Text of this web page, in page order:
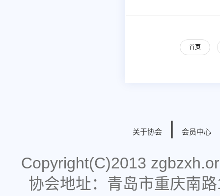
首页
关于协会 | 会员中心
Copyright(C)2013
协会地址：青岛市重庆南